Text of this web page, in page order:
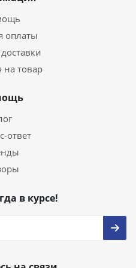
оплаты
на товар
ответ
в курсе!